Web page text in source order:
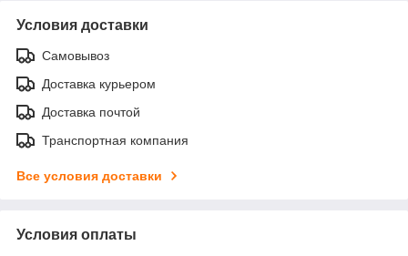
Условия доставки
Самовывоз
Доставка курьером
Доставка почтой
Транспортная компания
Все условия доставки
Условия оплаты